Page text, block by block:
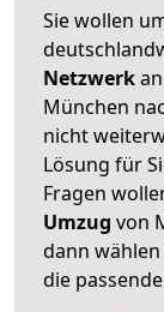
Sie wollen
Netzwerk
München
nicht
Lösung für
Fragen
Umzug von
dann
die